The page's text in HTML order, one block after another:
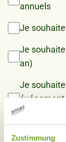
Zustimmung
annuels
Je
Je
an)
Je
événement
possibilités
Je